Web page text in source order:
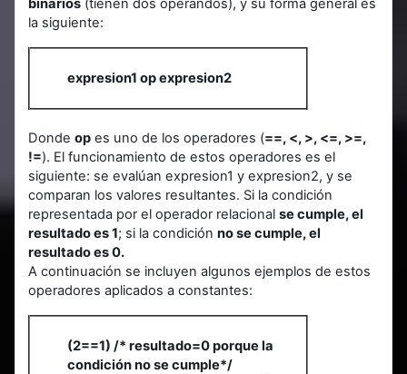
binarios (tienen dos operandos), y su forma general es
la siguiente:
expresion1 op expresion2
Donde op es uno de los operadores (==, <, >, <=, >=,
!=). El funcionamiento de estos operadores es el
siguiente: se evalúan expresion1 y expresion2, y se
comparan los valores resultantes. Si la condición
representada por el operador relacional se cumple, el
resultado es 1; si la condición no se cumple, el
resultado es 0.
A continuación se incluyen algunos ejemplos de estos
operadores aplicados a constantes:
(2==1) /* resultado=0 porque la
condición no se cumple*/